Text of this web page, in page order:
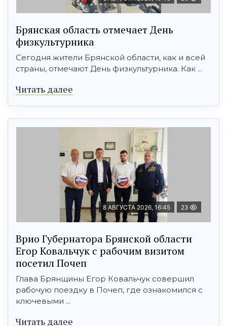
Брянская область отмечает День
физкультурника
Сегодня жители Брянской области, как и всей
страны, отмечают День физкультурника. Как ...
Читать далее
8 АВГУСТА 2026, 16:45 23
Врио Губернатора Брянской области
Егор Ковальчук с рабочим визитом
посетил Почеп
Глава Брянщины Егор Ковальчук совершил
рабочую поездку в Почеп, где ознакомился с
ключевыми ...
Читать далее